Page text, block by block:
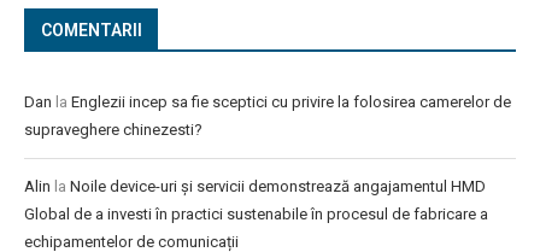
COMENTARII
Dan la Englezii incep sa fie sceptici cu privire la folosirea camerelor de
supraveghere chinezesti?
Alin la Noile device-uri și servicii demonstrează angajamentul HMD
Global de a investi în practici sustenabile în procesul de fabricare a
echipamentelor de comunicații